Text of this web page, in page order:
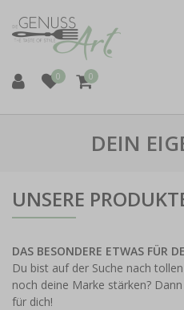
0 0
DEIN
UNSERE
DAS BESONDERE ETWAS FÜR
Du bist auf der Suche nach
noch deine Marke stärken?
für dich!